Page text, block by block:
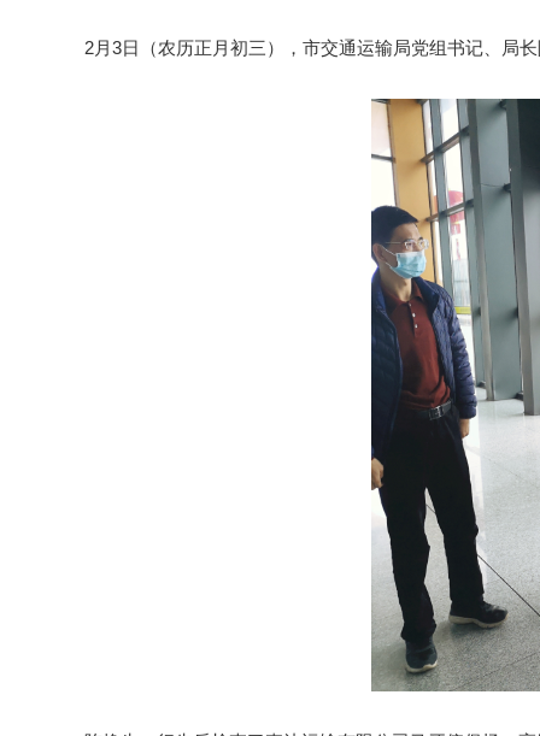
2月3日（农历正月初三），市交通运输局党组书记、局长